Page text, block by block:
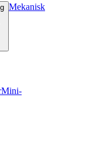
Mekanisk
Mini-